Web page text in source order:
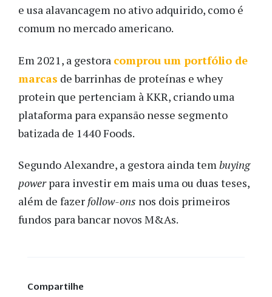
e usa alavancagem no ativo adquirido, como é
comum no mercado americano.
Em 2021, a gestora comprou um portfólio de
marcas de barrinhas de proteínas e whey
protein que pertenciam à KKR, criando uma
plataforma para expansão nesse segmento
batizada de 1440 Foods.
Segundo Alexandre, a gestora ainda tembuying
powerpara investir em mais uma ou duas teses,
além de fazer follow-ons nos dois primeiros
fundos para bancar novos M&As.
Compartilhe